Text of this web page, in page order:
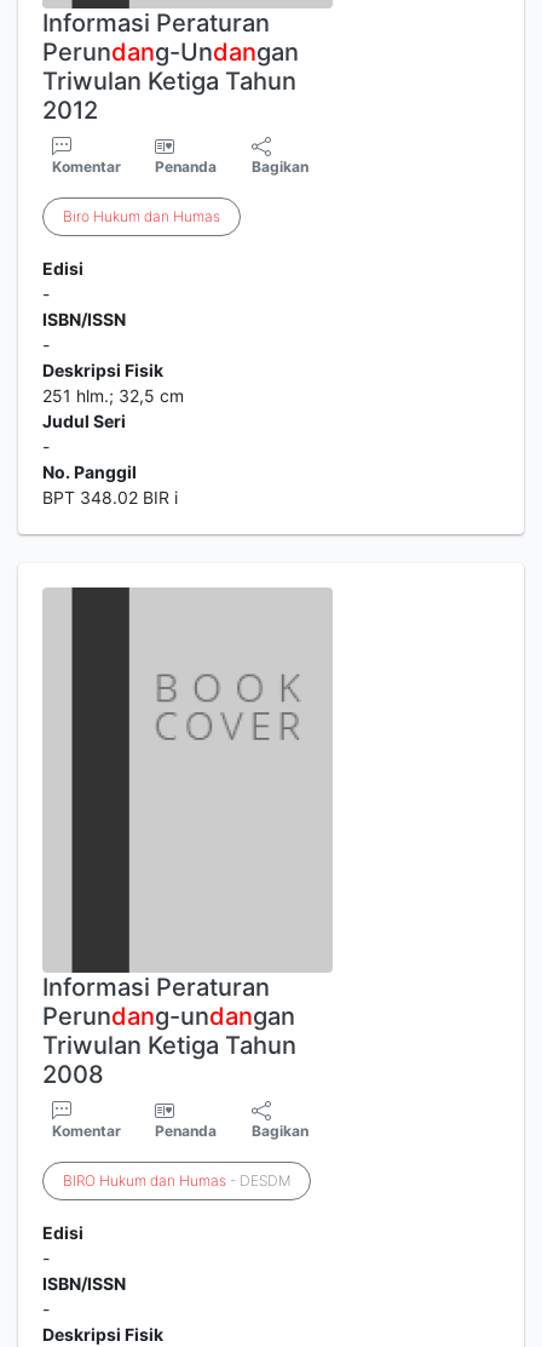
Informasi Peraturan
Perundang-Undangan
Triwulan Ketiga Tahun
2012
Komentar Penanda Bagikan
Biro Hukum dan Humas
Edisi
-
ISBN/ISSN
-
Deskripsi Fisik
251 hlm.; 32,5 cm
Judul Seri
-
No. Panggil
BPT 348.02 BIR i
Informasi Peraturan
Perundang-undangan
Triwulan Ketiga Tahun
2008
Komentar Penanda Bagikan
BIRO Hukum dan Humas - DESDM
Edisi
-
ISBN/ISSN
-
Deskripsi Fisik